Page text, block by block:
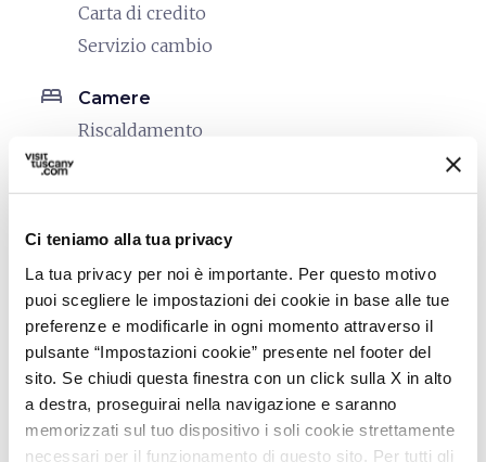
Ci teniamo alla tua privacy
La tua privacy per noi è importante. Per questo motivo
puoi scegliere le impostazioni dei cookie in base alle tue
preferenze e modificarle in ogni momento attraverso il
pulsante “Impostazioni cookie” presente nel footer del
sito. Se chiudi questa finestra con un click sulla X in alto
a destra, proseguirai nella navigazione e saranno
memorizzati sul tuo dispositivo i soli cookie strettamente
necessari per il funzionamento di questo sito. Per tutti gli
Carta di credito
Servizio cambio
bed Camere
Riscaldamento
local_parking
sports_basketball Sport
Piscina scoperta
celebration Attività
Degustazione
Trekking
Vendita prodotti agro-alimentari